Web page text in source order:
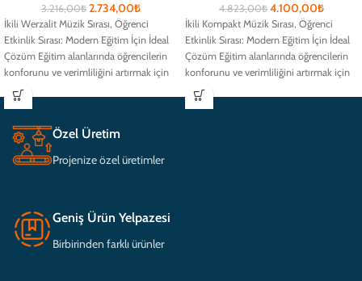
3.216,00₺ 2.734,00₺
İkili Werzalit Müzik Sırası, Öğrenci
Etkinlik Sırası: Modern Eğitim İçin İdeal
Çözüm Eğitim alanlarında öğrencilerin
konforunu ve verimliliğini artırmak için
4.823,00₺ 4.100,00₺
İkili Kompakt Müzik Sırası, Öğrenci
Etkinlik Sırası: Modern Eğitim İçin İdeal
Çözüm Eğitim alanlarında öğrencilerin
konforunu ve verimliliğini artırmak için
Özel Üretim
Projenize özel üretimler
Geniş Ürün Yelpazesi
Birbirinden farklı ürünler